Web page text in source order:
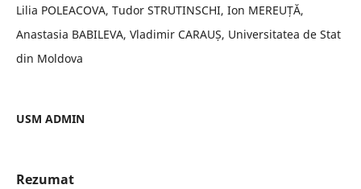
Lilia POLEACOVA, Tudor STRUTINSCHI, Ion MEREUȚĂ,
Anastasia BABILEVA, Vladimir CARAUȘ, Universitatea de Stat
din Moldova
USM ADMIN
Rezumat